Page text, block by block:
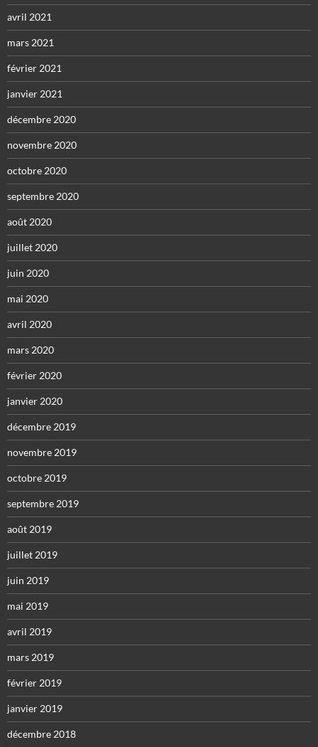
avril 2021
mars 2021
février 2021
janvier 2021
décembre 2020
novembre 2020
octobre 2020
septembre 2020
août 2020
juillet 2020
juin 2020
mai 2020
avril 2020
mars 2020
février 2020
janvier 2020
décembre 2019
novembre 2019
octobre 2019
septembre 2019
août 2019
juillet 2019
juin 2019
mai 2019
avril 2019
mars 2019
février 2019
janvier 2019
décembre 2018